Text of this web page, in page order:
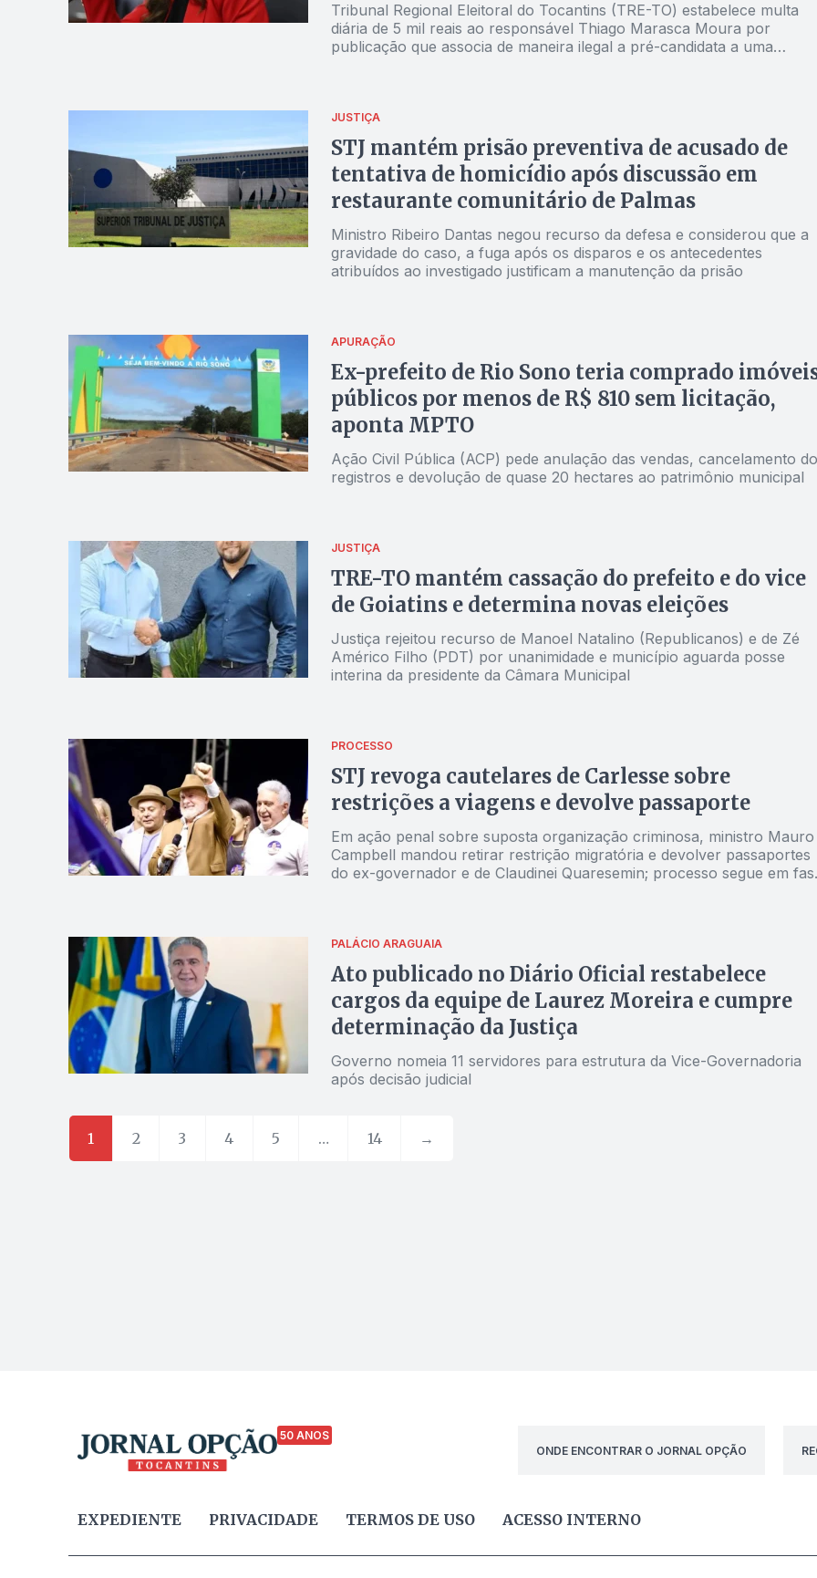
Tribunal Regional Eleitoral do Tocantins (TRE-TO) estabelece multa
diária de 5 mil reais ao responsável Thiago Marasca Moura por
publicação que associa de maneira ilegal a pré-candidata a uma
JUSTIÇA
STJ mantém prisão preventiva de acusado de
tentativa de homicídio após discussão em
restaurante comunitário de Palmas
Ministro Ribeiro Dantas negou recurso da defesa e considerou que a
gravidade do caso, a fuga após os disparos e os antecedentes
atribuídos ao investigado justificam a manutenção da prisão
APURAÇÃO
Ex-prefeito de Rio Sono teria comprado
públicos por menos de R$ 810 sem licitação,
aponta MPTO
Ação Civil Pública (ACP) pede anulação das vendas, cancelamento
registros e devolução de quase 20 hectares ao patrimônio municipal
JUSTIÇA
TRE-TO mantém cassação do prefeito e do vice
de Goiatins e determina novas eleições
Justiça rejeitou recurso de Manoel Natalino (Republicanos) e de Zé
Américo Filho (PDT) por unanimidade e município aguarda posse
interina da presidente da Câmara Municipal
PROCESSO
STJ revoga cautelares de Carlesse sobre
restrições a viagens e devolve passaporte
Em ação penal sobre suposta organização criminosa, ministro Mauro
Campbell mandou retirar restrição migratória e devolver passaportes
do ex-governador e de Claudinei Quaresemin; processo segue em
PALÁCIO ARAGUAIA
Ato publicado no Diário Oficial restabelece
cargos da equipe de Laurez Moreira e cumpre
determinação da Justiça
Governo nomeia 11 servidores para estrutura da Vice-Governadoria
após decisão judicial
1 2 3 4 5 … 14 →
50 ANOS
ONDE ENCONTRAR O JORNAL OPÇÃO
EXPEDIENTE PRIVACIDADE TERMOS DE USO ACESSO INTERNO